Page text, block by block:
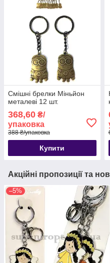
Смішні брелки Міньйон
металеві 12 шт.
368,60 ₴/
упаковка
388 ₴/упаковка
Купити
Акційні пропозиції та
–5%